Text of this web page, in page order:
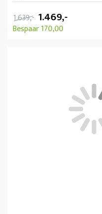
1.639,- 1.469,-
Bespaar 170,00